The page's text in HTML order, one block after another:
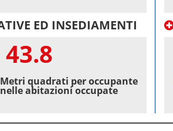
ED INSEDIAMENTI
43.8
Metri quadrati per occupante
nelle abitazioni occupate